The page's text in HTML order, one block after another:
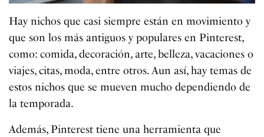
Hay nichos que casi siempre están en movimiento y
que son los más antiguos y populares en Pinterest,
como: comida, decoración, arte, belleza, vacaciones o
viajes, citas, moda, entre otros. Aun así, hay temas de
estos nichos que se mueven mucho dependiendo de
la temporada.
Además, Pinterest tiene una herramienta que